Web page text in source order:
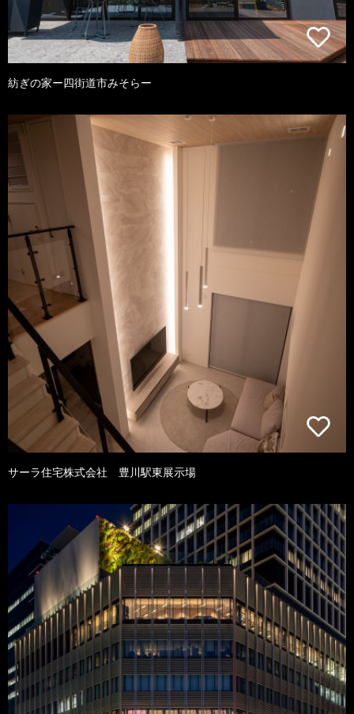
紡ぎの家ー四街道市みそらー
サーラ住宅株式会社 豊川駅東展示場